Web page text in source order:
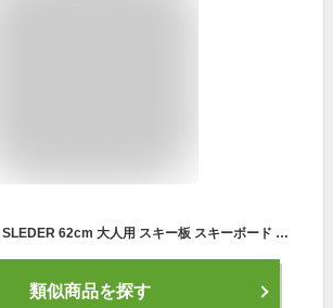
ファンスキー NEEZ SLEDER 62cm 大人用 スキー板 スキーボード ショートスキー 【RCP】【メール便不可・宅配便配送】
類似商品を探す